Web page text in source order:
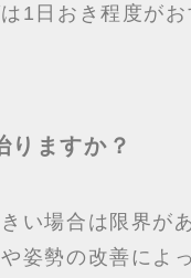
1日おき程度が
りますか？
い場合は限界が
姿勢の改善によ